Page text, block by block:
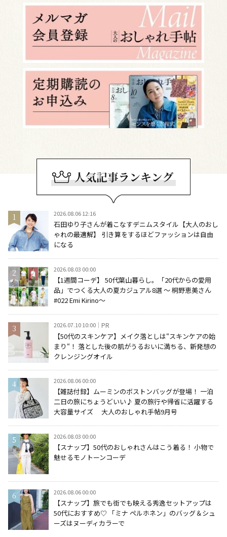
2026.08.06 12:16
石田ゆり子さんが着こなすデニムスタイル【大人のおし
ゃれの最適解】 引き算をするほどファッションは自由
になる
2026.08.03 00:00
【1週間コーデ】 50代葉山暮らし。「20代からの愛用
品」でつくる大人の夏カジュアル8選 ～ 桐野恵美さん
#022 Emi Kirino～
2026.07.10 10:00 PR
【50代のスキンケア】メイク落としは“スキンケアの始
まり“！ 落とした後の肌がうるおいに満ちる、新発想の
クレンジングオイル
2026.08.06 00:00
【雑誌付録】ムーミンのボストンバッグが登場！ 一泊
二日の旅にちょうどいい♪ 夏の旅行や帰省に活躍する
大容量サイズ 大人のおしゃれ手帖9月号
2026.08.03 00:00
【スナップ】50代のおしゃれさんはこう着る！ 小物で
魅せるモノトーンコーデ
2026.08.06 00:00
【スナップ】旅でも街でも映える秀逸セットアップは
50代におすすめ♡ 「ミナ ペルホネン」のバッグ＆シュ
ーズはヌーディカラーで